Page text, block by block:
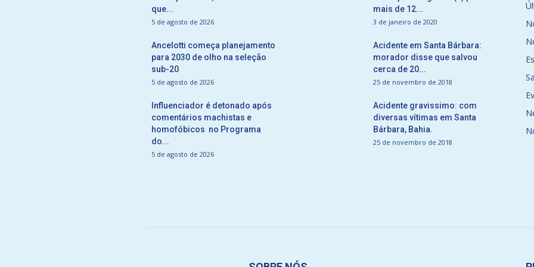
que...
5 de agosto de 2026
Ancelotti começa planejamento
para 2030 de olho na seleção
sub-20
5 de agosto de 2026
Influenciador é detonado após
comentários machistas e
homofóbicos no Programa
do...
5 de agosto de 2026
mais de 12...
3 de janeiro de 2020
Acidente em Santa Bárbara:
morador disse que salvou
cerca de 20...
25 de novembro de 2018
Acidente gravissimo: com
diversas vítimas em Santa
Bárbara, Bahia.
25 de novembro de 2018